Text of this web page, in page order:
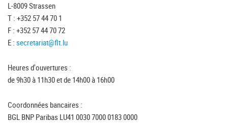
L-8009 Strassen
T : +352 57 44 70 1
F : +352 57 44 70 72
E : secretariat@flt.lu
Heures d'ouvertures :
de 9h30 à 11h30 et de 14h00 à 16h00
Coordonnées bancaires :
BGL BNP Paribas LU41 0030 7000 0183 0000